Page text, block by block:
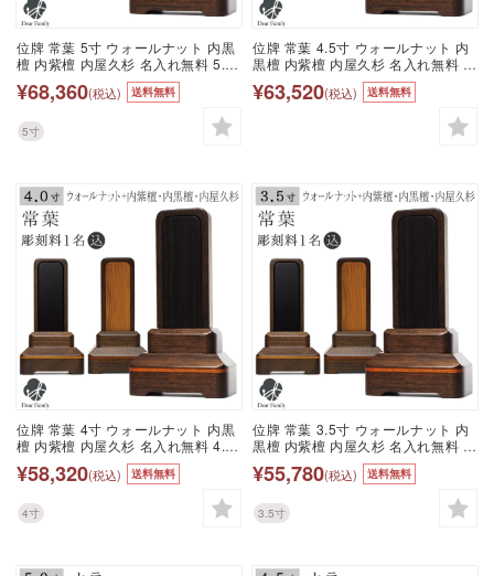
位牌 常葉 5寸 ウォールナット 内黒
檀 内紫檀 内屋久杉 名入れ無料 5.0
寸 仏具 モダン 現代位牌 49日 四十
九日 法要 名入れ 彫刻 名前 戒名 梵
字 終活 供養 水子 水子供養 本位牌
屋久杉 黒檀 紫檀 クルミ くるみ 木
ウッド
¥68,360(税込) 送料無料
5寸
位牌 常葉 4.5寸 ウォールナット 内
黒檀 内紫檀 内屋久杉 名入れ無料 仏
具 モダン 現代位牌 49日 四十九日
法要 名入れ 彫刻 名前 戒名 梵字 終
活 供養 水子 水子供養 本位牌 屋久
杉 黒檀 紫檀 クルミ くるみ 木 ウッ
¥63,520(税込) 送料無料
位牌 常葉 4寸 ウォールナット 内黒
檀 内紫檀 内屋久杉 名入れ無料 4.0
寸 仏具 モダン 現代位牌 49日 四十
九日 法要 名入れ 彫刻 名前 戒名 梵
字 終活 供養 水子 水子供養 本位牌
屋久杉 黒檀 紫檀 クルミ くるみ 木
ウッド
¥58,320(税込) 送料無料
4寸
位牌 常葉 3.5寸 ウォールナット 内
黒檀 内紫檀 内屋久杉 名入れ無料 仏
具 モダン 現代位牌 49日 四十九日
法要 名入れ 彫刻 名前 戒名 梵字 終
活 供養 水子 水子供養 本位牌 屋久
杉 黒檀 紫檀 クルミ くるみ 木 ウッ
ド
¥55,780(税込) 送料無料
3.5寸